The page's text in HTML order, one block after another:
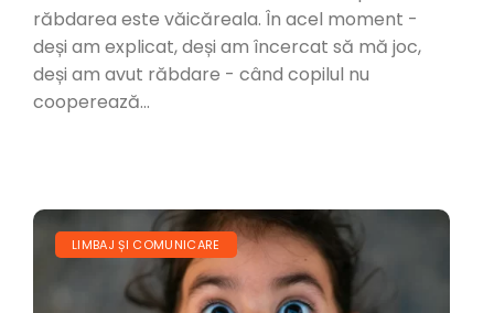
răbdarea este văicăreala. În acel moment -
deși am explicat, deși am încercat să mă joc,
deși am avut răbdare - când copilul nu
cooperează...
LIMBAJ ȘI COMUNICARE